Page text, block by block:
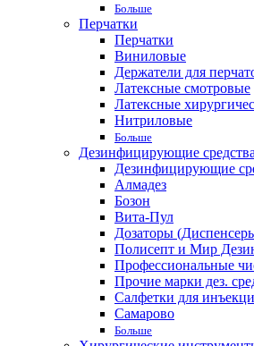
Больше
Перчатки
Перчатки
Виниловые
Держатели для
Латексные смотровые
Латексные
Нитриловые
Больше
Дезинфицирующие средства
Дезинфицирующие
Алмадез
Бозон
Вита-Пул
Дозаторы
Полисепт и Мир
Профессиональные
Прочие марки дез.
Салфетки для
Самарово
Больше